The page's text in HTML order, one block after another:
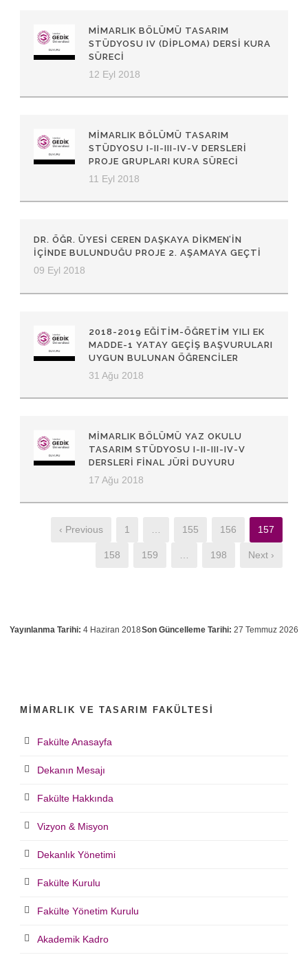
MIMARLIK BÖLÜMÜ TASARIM
STÜDYOSU IV (DIPLOMA) DERSI KURA
SÜRECI
12 Eyl 2018
MIMARLIK BÖLÜMÜ TASARIM
STÜDYOSU I-II-III-IV-V DERSLERI
PROJE GRUPLARI KURA SÜRECI
11 Eyl 2018
DR. ÖĞR. ÜYESI CEREN DAŞKAYA DIKMEN’IN
İÇINDE BULUNDUĞU PROJE 2. AŞAMAYA GEÇTI
09 Eyl 2018
2018-2019 EĞITIM-ÖĞRETIM YILI EK
MADDE-1 YATAY GEÇIŞ BAŞVURULARI
UYGUN BULUNAN ÖĞRENCILER
31 Ağu 2018
MIMARLIK BÖLÜMÜ YAZ OKULU
TASARIM STÜDYOSU I-II-III-IV-V
DERSLERI FINAL JÜRI DUYURU
17 Ağu 2018
‹ Previous 1 155 156 157
158 159 198 Next ›
Yayınlanma Tarihi: 4 Haziran 2018Son Güncelleme Tarihi: 27 Temmuz 2026
MIMARLIK VE TASARIM FAKÜLTESI
Fakülte Anasayfa
Dekanın Mesajı
Fakülte Hakkında
Vizyon & Misyon
Dekanlık Yönetimi
Fakülte Kurulu
Fakülte Yönetim Kurulu
Akademik Kadro